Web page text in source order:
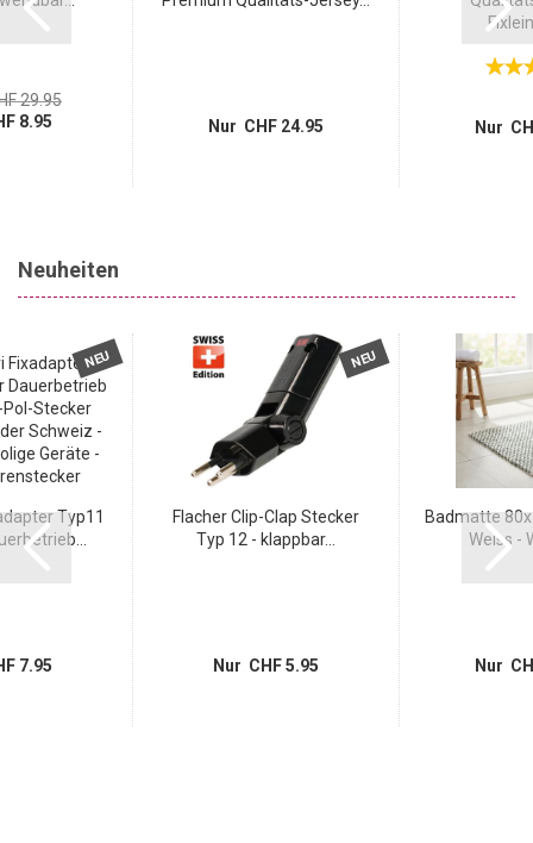
29.95
8.95
Nur CHF 24.95 Nur
Neuheiten
NEU
Typ11
7.95
NEU
Flacher Clip-Clap Stecker
Typ 12 - klappbar...
Nur CHF 5.95
Badmatte
Weiss -
Nur